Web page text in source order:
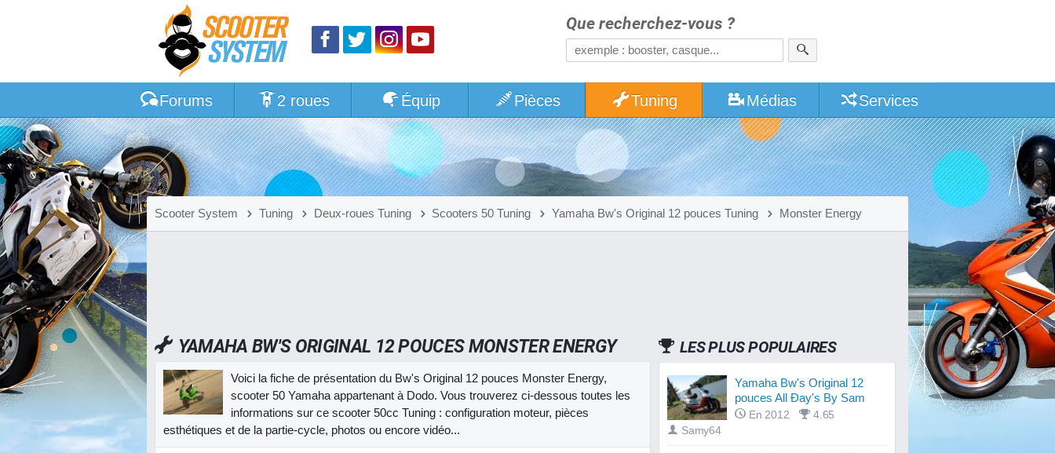
Que recherchez-vous ?
Forums 2 roues Équip Pièces Tuning Médias Services
Scooter System Tuning Deux-roues Tuning Scooters 50 Tuning Yamaha Bw's Original 12 pouces Tuning Monster Energy
YAMAHA BW'S ORIGINAL 12 POUCES MONSTER ENERGY
Voici la fiche de présentation du Bw's Original 12 pouces Monster Energy,
scooter 50 Yamaha appartenant à Dodo. Vous trouverez ci-dessous toutes les
informations sur ce scooter 50cc Tuning : configuration moteur, pièces
esthétiques et de la partie-cycle, photos ou encore vidéo...
LES PLUS POPULAIRES
Yamaha Bw's Original 12
pouces All Ðay's By Sam
En 2012
4.65
Samy64